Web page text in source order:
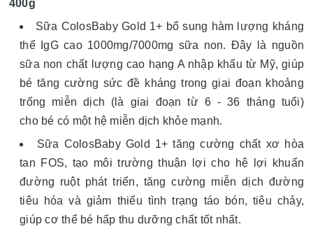
400g
Sữa ColosBaby Gold 1+ bổ sung hàm lượng kháng
thể IgG cao 1000mg/7000mg sữa non. Đây là nguồn
sữa non chất lượng cao hạng A nhập khẩu từ Mỹ, giúp
bé tăng cường sức đề kháng trong giai đoạn khoảng
trống miễn dịch (là giai đoạn từ 6 - 36 tháng tuổi)
cho bé có một hệ miễn dịch khỏe mạnh.
Sữa ColosBaby Gold 1+ tăng cường chất xơ hòa
tan FOS, tạo môi trường thuận lợi cho hệ lợi khuẩn
đường ruột phát triển, tăng cường miễn dịch đường
tiêu hóa và giảm thiểu tình trạng táo bón, tiêu chảy,
giúp cơ thể bé hấp thu dưỡng chất tốt nhất.